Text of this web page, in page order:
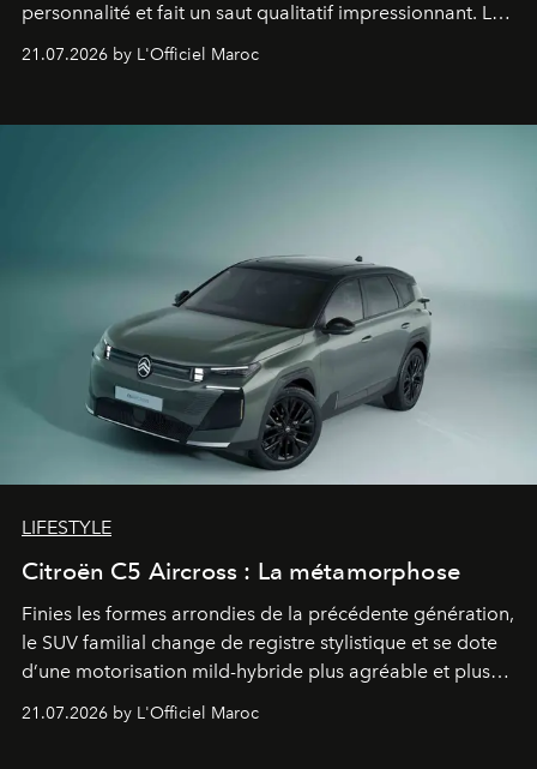
personnalité et fait un saut qualitatif impressionnant. Le
constructeur allemand a revu en profondeur son SUV
fétiche pour le rendre plus premium. Et le pari semble
21.07.2026 by L'Officiel Maroc
LIFESTYLE
Citroën C5 Aircross : La métamorphose
Finies les formes arrondies de la précédente génération,
le SUV familial change de registre stylistique et se dote
d’une motorisation mild-hybride plus agréable et plus
économe. à n’en pas douter, le nouveau C5 Aircross a
gagné en maturité.
21.07.2026 by L'Officiel Maroc